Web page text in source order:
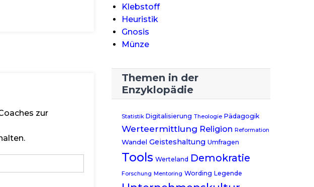
zur
Klebstoff
Heuristik
Gnosis
Münze
Themen in der
Enzyklopädie
Statistik Digitalisierung Theologie Pädagogik
Werteermittlung Religion Reformation
Wandel Geisteshaltung Umfragen
Tools Werteland Demokratie
Forschung Mentoring Wording Legende